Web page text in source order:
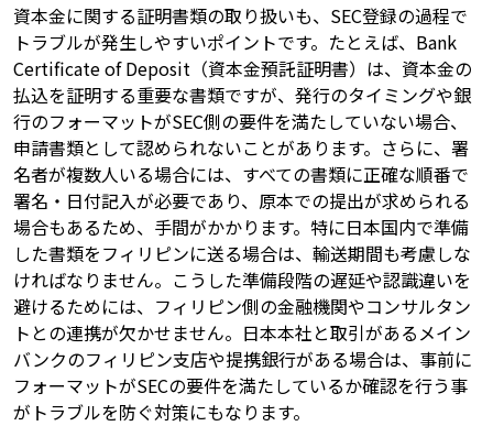
資本金に関する証明書類の取り扱いも、SEC登録の過程で
トラブルが発生しやすいポイントです。たとえば、Bank
Certificate of Deposit（資本金預託証明書）は、資本金の
払込を証明する重要な書類ですが、発行のタイミングや銀
行のフォーマットがSEC側の要件を満たしていない場合、
申請書類として認められないことがあります。さらに、署
名者が複数人いる場合には、すべての書類に正確な順番で
署名・日付記入が必要であり、原本での提出が求められる
場合もあるため、手間がかかります。特に日本国内で準備
した書類をフィリピンに送る場合は、輸送期間も考慮しな
ければなりません。こうした準備段階の遅延や認識違いを
避けるためには、フィリピン側の金融機関やコンサルタン
トとの連携が欠かせません。日本本社と取引があるメイン
バンクのフィリピン支店や提携銀行がある場合は、事前に
フォーマットがSECの要件を満たしているか確認を行う事
がトラブルを防ぐ対策にもなります。